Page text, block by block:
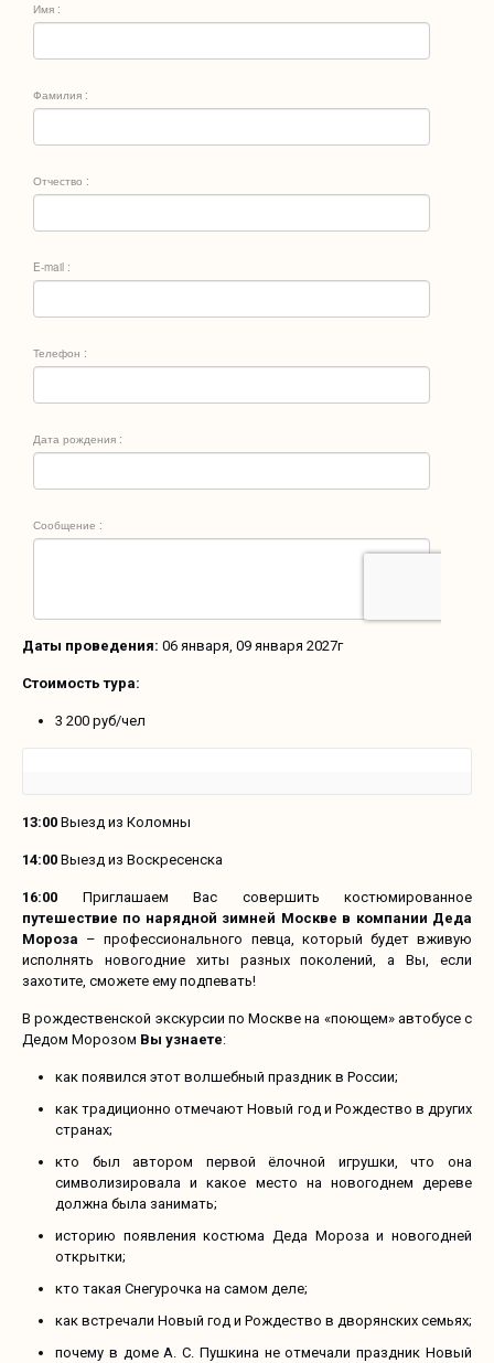
Даты проведения: 06 января, 09 января 2027г
Стоимость тура:
3 200 руб/чел
13:00 Выезд из Коломны
14:00 Выезд из Воскресенска
16:00 Приглашаем Вас совершить костюмированное
путешествие по нарядной зимней Москве в компании Деда
Мороза – профессионального певца, который будет вживую
исполнять новогодние хиты разных поколений, а Вы, если
захотите, сможете ему подпевать!
В рождественской экскурсии по Москве на «поющем» автобусе с
Дедом Морозом Вы узнаете:
как появился этот волшебный праздник в России;
как традиционно отмечают Новый год и Рождество в других
странах;
кто был автором первой ёлочной игрушки, что она
символизировала и какое место на новогоднем дереве
должна была занимать;
историю появления костюма Деда Мороза и новогодней
открытки;
кто такая Снегурочка на самом деле;
как встречали Новый год и Рождество в дворянских семьях;
почему в доме А. С. Пушкина не отмечали праздник Новый